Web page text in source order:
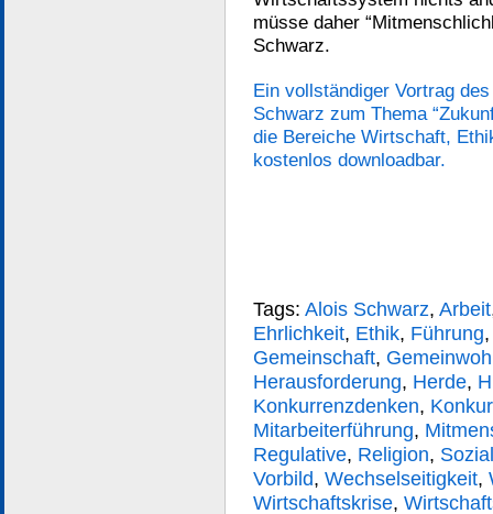
müsse daher
Schwarz.
Ein vollständiger Vortrag
Schwarz zum Thema
die Bereiche Wirtschaft,
kostenlos downloadbar.
Tags: Alois Schwarz, Arbeit
Ehrlichkeit, Ethik, Führung
Gemeinschaft,
Herausforderung, Herde,
Konkurrenzdenken,
Mitarbeiterführung,
Regulative, Religion,
Vorbild, Wechselseitigkeit,
Wirtschaftskrise,